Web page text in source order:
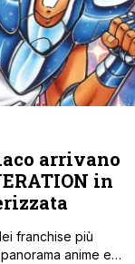
arrivano
in
franchise più
anime e